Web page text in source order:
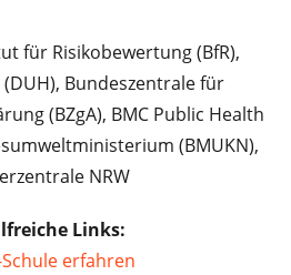
für Risikobewertung (BfR),
Bundeszentrale für
(BZgA), BMC Public Health
(BMUKN),
NRW
Links:
erfahren